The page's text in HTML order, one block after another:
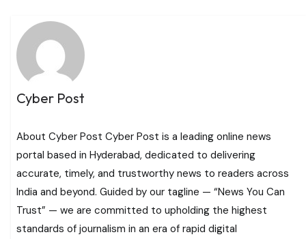
Cyber Post
About Cyber Post Cyber Post is a leading online news
portal based in Hyderabad, dedicated to delivering
accurate, timely, and trustworthy news to readers across
India and beyond. Guided by our tagline — “News You Can
Trust” — we are committed to upholding the highest
standards of journalism in an era of rapid digital